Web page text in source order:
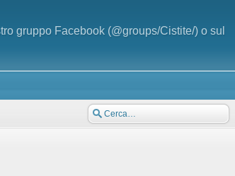
gruppo Facebook (@groups/Cistite/) o sul